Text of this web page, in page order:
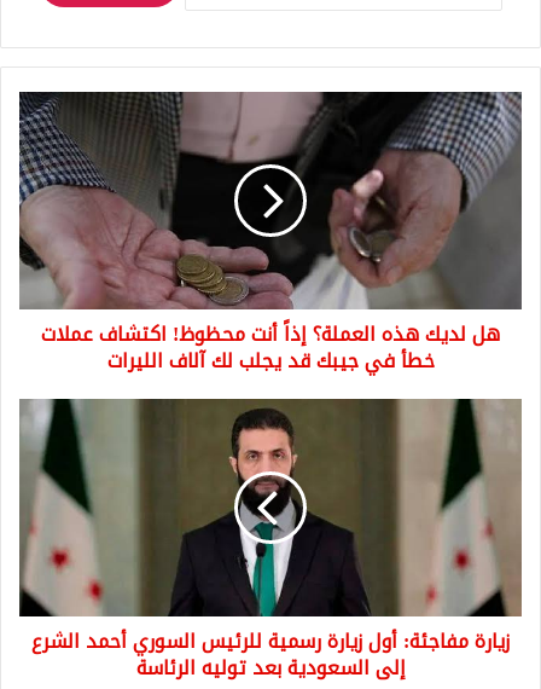
هل
لديك
هذه
العملة؟
عملات
خطأ
قد
هل لديك هذه العملة؟ إذاً أنت محظوظ! اكتشاف عملات
خطأ في جيبك قد يجلب لك آلاف الليرات
مفاجئة:
رسمية
للرئيس
السوري
أحمد
الشرع
إلى
زيارة مفاجئة: أول زيارة رسمية للرئيس السوري أحمد الشرع
إلى السعودية بعد توليه الرئاسة